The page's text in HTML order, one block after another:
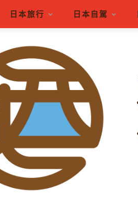
日本旅行 日本自駕